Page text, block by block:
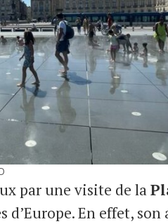
par une visite de la
d’Europe. En effet,